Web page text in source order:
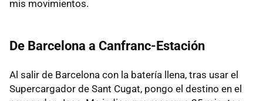
mis movimientos.
De Barcelona a Canfranc-Estación
Al salir de Barcelona con la batería llena, tras usar el
Supercargador de Sant Cugat, pongo el destino en el